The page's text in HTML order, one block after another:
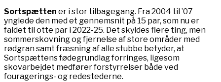
Sortspætten er i stor tilbagegang. Fra 2004 til ’07
ynglede den med et gennemsnit på 15 par, som nu er
faldet til otte par i 2022-25. Det skyldes flere ting, men
sommerskovning og fjernelse af store områder med
rødgran samt fræsning af alle stubbe betyder, at
Sortspættens fødegrundlag forringes, ligesom
skovarbejdet medfører forstyrrelser både ved
fouragerings- og redestederne.